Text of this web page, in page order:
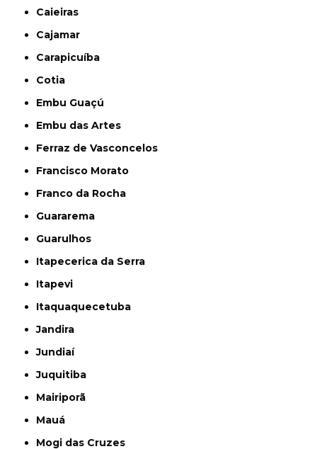
Caieiras
Cajamar
Carapicuíba
Cotia
Embu Guaçú
Embu das Artes
Ferraz de Vasconcelos
Francisco Morato
Franco da Rocha
Guararema
Guarulhos
Itapecerica da Serra
Itapevi
Itaquaquecetuba
Jandira
Jundiaí
Juquitiba
Mairiporã
Mauá
Mogi das Cruzes